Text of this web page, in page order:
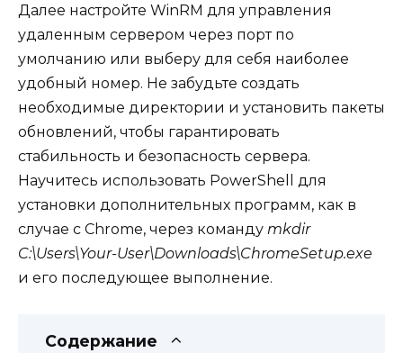
Далее настройте WinRM для управления
удаленным сервером через порт по
умолчанию или выберу для себя наиболее
удобный номер. Не забудьте создать
необходимые директории и установить пакеты
обновлений, чтобы гарантировать
стабильность и безопасность сервера.
Научитесь использовать PowerShell для
установки дополнительных программ, как в
случае с Chrome, через команду mkdir
C:\Users\Your-User\Downloads\ChromeSetup.exe
и его последующее выполнение.
Содержание